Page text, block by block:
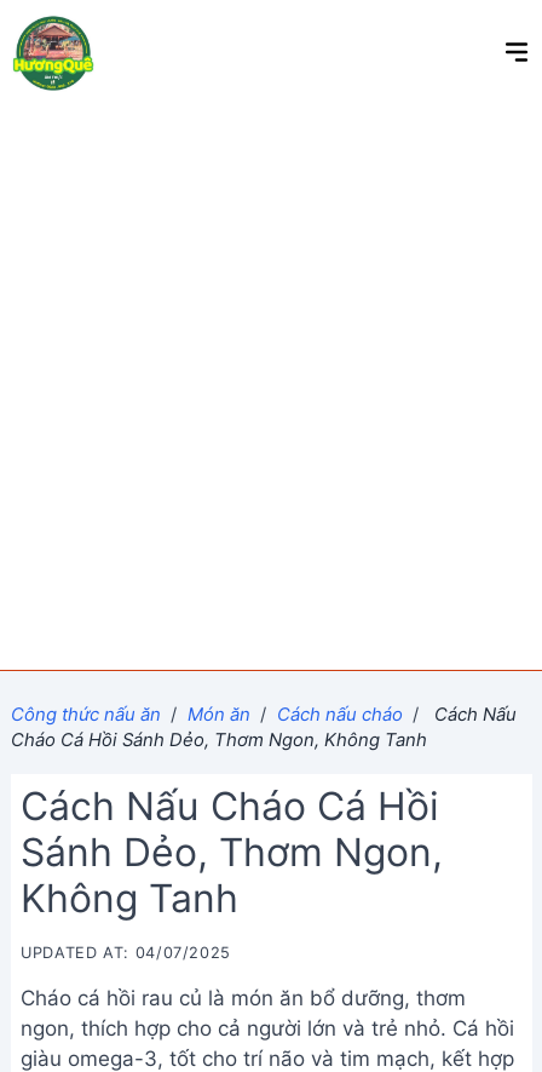
Công thức nấu ăn / Món ăn / Cách nấu cháo /
Cách Nấu
Cháo Cá Hồi Sánh Dẻo, Thơm Ngon, Không Tanh
Cách Nấu Cháo Cá Hồi
Sánh Dẻo, Thơm Ngon,
Không Tanh
UPDATED AT: 04/07/2025
Cháo cá hồi rau củ là món ăn bổ dưỡng, thơm
ngon, thích hợp cho cả người lớn và trẻ nhỏ. Cá hồi
giàu omega-3, tốt cho trí não và tim mạch, kết hợp